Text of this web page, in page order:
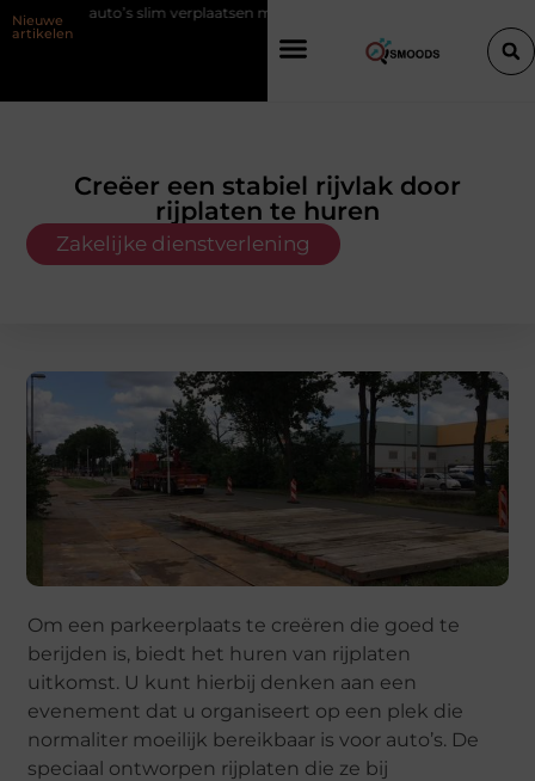
Nieuwe
artikelen
auto’s slim verplaatsen met twee liften naast elkaar
Creëer een stabiel rijvlak door
rijplaten te huren
Zakelijke dienstverlening
Om een parkeerplaats te creëren die goed te
berijden is, biedt het huren van rijplaten
uitkomst. U kunt hierbij denken aan een
evenement dat u organiseert op een plek die
normaliter moeilijk bereikbaar is voor auto’s. De
speciaal ontworpen rijplaten die ze bij